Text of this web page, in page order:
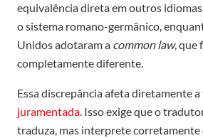
equivalência direta em outros
o sistema romano-germânico,
Unidos adotaram a common law, que
completamente diferente.
Essa discrepância afeta diretamente a
juramentada. Isso exige que o
traduza, mas interprete